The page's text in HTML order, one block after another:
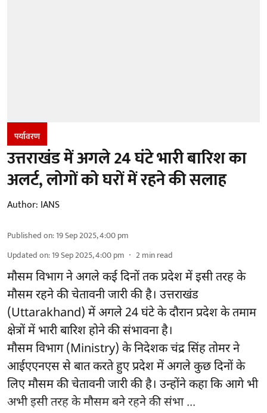
पर्यावरण
उत्तराखंड में अगले 24 घंटे भारी बारिश का
अलर्ट, लोगों को घरों में रहने की सलाह
Author: IANS
Published on:19 Sep 2025, 4:00 pm
Updated on:19 Sep 2025, 4:00 pm 2min read
मौसम विभाग ने अगले कई दिनों तक प्रदेश में इसी तरह के
मौसम रहने की चेतावनी जारी की है। उत्तराखंड
(Uttarakhand) में अगले 24 घंटे के दौरान प्रदेश के तमाम
क्षेत्रों में भारी बारिश होने की संभावना है।
मौसम विभाग (Ministry) के निदेशक चंद्र सिंह तोमर ने
आईएएनएस से बात करते हुए प्रदेश में अगले कुछ दिनों के
लिए मौसम की चेतावनी जारी की है। उन्होंने कहा कि आगे भी
अभी इसी तरह के मौसम बने रहने की संभा ...